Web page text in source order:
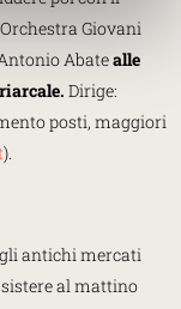
Giovani
Abatealle
Dirige:
posti, maggiori
).
antichi mercati
al mattino